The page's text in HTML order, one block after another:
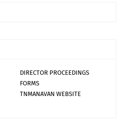
DIRECTOR PROCEEDINGS
FORMS
TNMANAVAN WEBSITE